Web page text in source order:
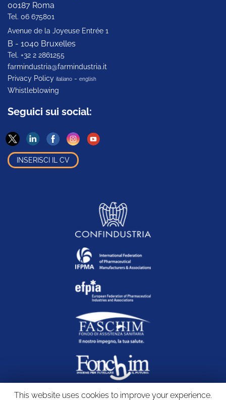
00187 Roma
Tel. 06 675801
Avenue de la Joyeuse Entrée 1
B - 1040 Bruxelles
Tel. +32 2 2861255
farmindustria@farmindustria.it
Privacy Policy italiano - english
Whistleblowing
Seguici sui social:
INSERISCI IL CV
This website uses cookies to improve your experience.